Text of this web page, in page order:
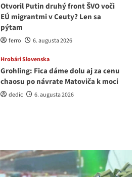
Otvoril Putin druhý front ŠVO voči
EÚ migrantmi v Ceuty? Len sa
pýtam
ferro 6. augusta 2026
Hrobári Slovenska
Grohling: Fica dáme dolu aj za cenu
chaosu po návrate Matoviča k moci
dedic 6. augusta 2026